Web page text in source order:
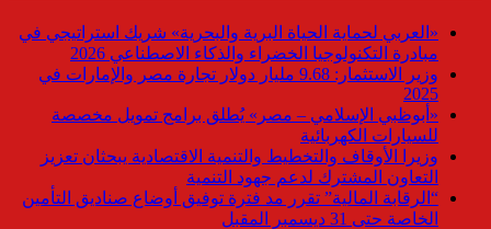
«العربي لحماية الحياة البرية والبحرية» شريك استراتيجي في
مبادرة التكنولوجيا الخضراء والذكاء الاصطناعي 2026
وزير الاستثمار: 9.68 مليار دولار تجارة مصر والإمارات في
2025
«أبوظبي الإسلامي – مصر» يُطلق برامج تمويل مخصصة
للسيارات الكهربائية
وزيرا الأوقاف والتخطيط والتنمية الاقتصادية يبحثان تعزيز
التعاون المشترك لدعم جهود التنمية
“الرقابة المالية” تقرر مد فترة توفيق أوضاع صناديق التأمين
الخاصة حتى 31 ديسمبر المقبل